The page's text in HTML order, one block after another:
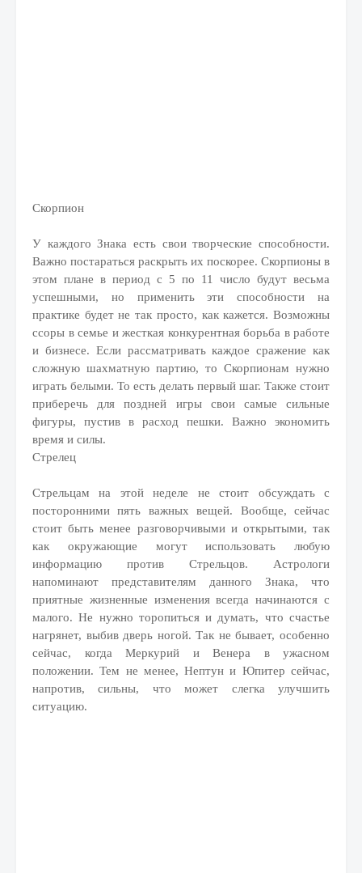
Скорпион
У каждого Знака есть свои творческие способности.
Важно постараться раскрыть их поскорее. Скорпионы в
этом плане в период с 5 по 11 число будут весьма
успешными, но применить эти способности на
практике будет не так просто, как кажется. Возможны
ссоры в семье и жесткая конкурентная борьба в работе
и бизнесе. Если рассматривать каждое сражение как
сложную шахматную партию, то Скорпионам нужно
играть белыми. То есть делать первый шаг. Также стоит
приберечь для поздней игры свои самые сильные
фигуры, пустив в расход пешки. Важно экономить
время и силы.
Стрелец
Стрельцам на этой неделе не стоит обсуждать с
посторонними пять важных вещей. Вообще, сейчас
стоит быть менее разговорчивыми и открытыми, так
как окружающие могут использовать любую
информацию против Стрельцов. Астрологи
напоминают представителям данного Знака, что
приятные жизненные изменения всегда начинаются с
малого. Не нужно торопиться и думать, что счастье
нагрянет, выбив дверь ногой. Так не бывает, особенно
сейчас, когда Меркурий и Венера в ужасном
положении. Тем не менее, Нептун и Юпитер сейчас,
напротив, сильны, что может слегка улучшить
ситуацию.